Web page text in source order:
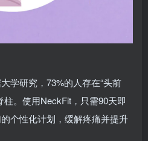
学研究，73%的人存在“头前
。使用NeckFit，只需90天即
个性化计划，缓解疼痛并提升